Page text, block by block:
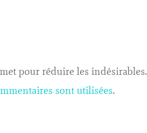
pour réduire les indésirables.
sont utilisées.